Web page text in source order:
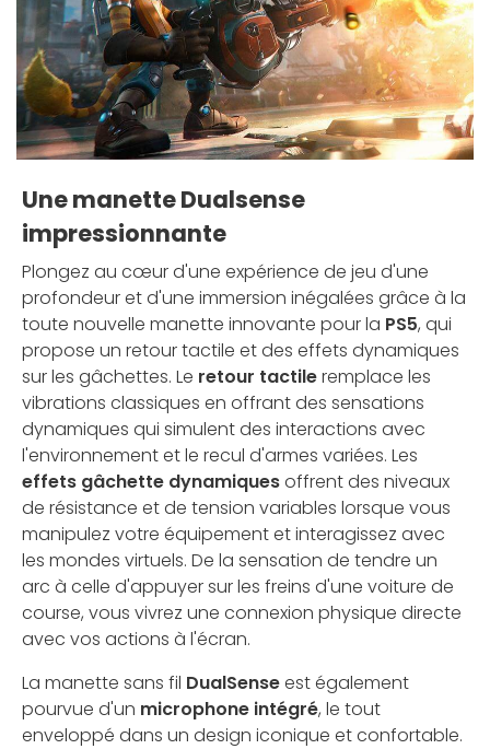
Une manette Dualsense
impressionnante
Plongez au cœur d'une expérience de jeu d'une
profondeur et d'une immersion inégalées grâce à la
toute nouvelle manette innovante pour la PS5, qui
propose un retour tactile et des effets dynamiques
sur les gâchettes. Le retour tactileremplace les
vibrations classiques en offrant des sensations
dynamiques qui simulent des interactions avec
l'environnement et le recul d'armes variées. Les
effets gâchette dynamiquesoffrent des niveaux
de résistance et de tension variables lorsque vous
manipulez votre équipement et interagissez avec
les mondes virtuels. De la sensation de tendre un
arc à celle d'appuyer sur les freins d'une voiture de
course, vous vivrez une connexion physique directe
avec vos actions à l'écran.
La manette sans fil DualSenseest également
pourvue d'un microphone intégré, le tout
enveloppé dans un design iconique et confortable.